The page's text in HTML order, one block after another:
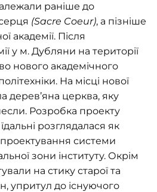
раніше до
(Sacre Coeur), а пізніше
академії. Після
у м. Дубляни на території
нового академічного
На місці нової
дерев’яна церква, яку
Розробка проекту
розглядалася як
системи
зони інституту. Окрім
на стику старої та
упритул до існуючого